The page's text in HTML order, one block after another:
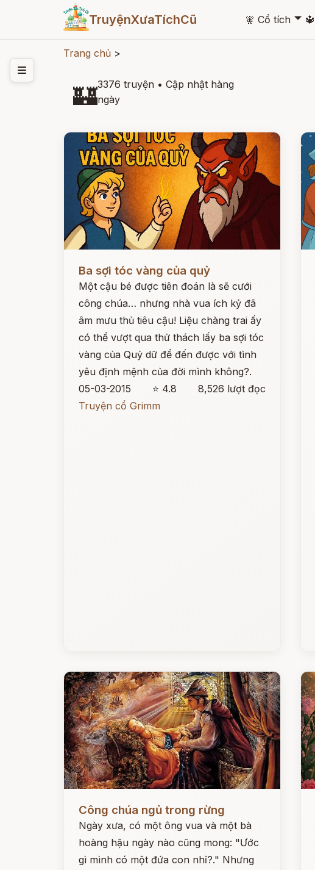
TruyệnXưaTíchCũ 🧚 Cổ tích 🞃 🔱
Trang chủ >
🏰3376 truyện • Cập nhật hàng
ngày
Ba sợi tóc vàng của quỷ
Một cậu bé được tiên đoán là sẽ cưới
công chúa… nhưng nhà vua ích kỷ đã
âm mưu thủ tiêu cậu! Liệu chàng trai ấy
có thể vượt qua thử thách lấy ba sợi tóc
vàng của Quỷ dữ để đến được với tình
yêu định mệnh của đời mình không?.
05-03-2015
⭐ 4.8
8,526 lượt đọc
Truyện cổ Grimm
Công chúa ngủ trong rừng
Ngày xưa, có một ông vua và một bà
hoàng hậu ngày nào cũng mong: "Ước
gì mình có một đứa con nhỉ?." Nhưng